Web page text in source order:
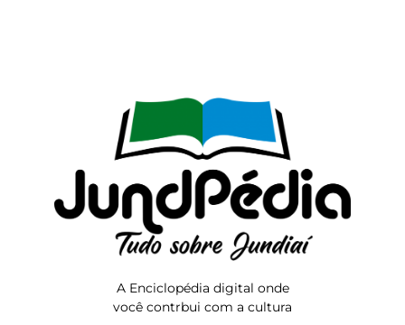
A Enciclopédia digital onde
você contrbui com a cultura